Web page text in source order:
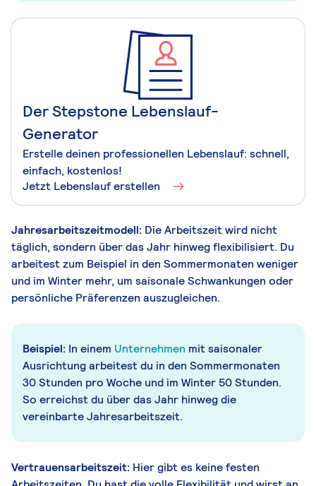
Der Stepstone Lebenslauf-
Generator
Erstelle deinen professionellen Lebenslauf: schnell,
einfach, kostenlos!
Jetzt Lebenslauf erstellen
Jahresarbeitszeitmodell: Die Arbeitszeit wird nicht
täglich, sondern über das Jahr hinweg flexibilisiert. Du
arbeitest zum Beispiel in den Sommermonaten weniger
und im Winter mehr, um saisonale Schwankungen oder
persönliche Präferenzen auszugleichen.
Beispiel: In einem Unternehmen mit saisonaler
Ausrichtung arbeitest du in den Sommermonaten
30 Stunden pro Woche und im Winter 50 Stunden.
So erreichst du über das Jahr hinweg die
vereinbarte Jahresarbeitszeit.
Vertrauensarbeitszeit: Hier gibt es keine festen